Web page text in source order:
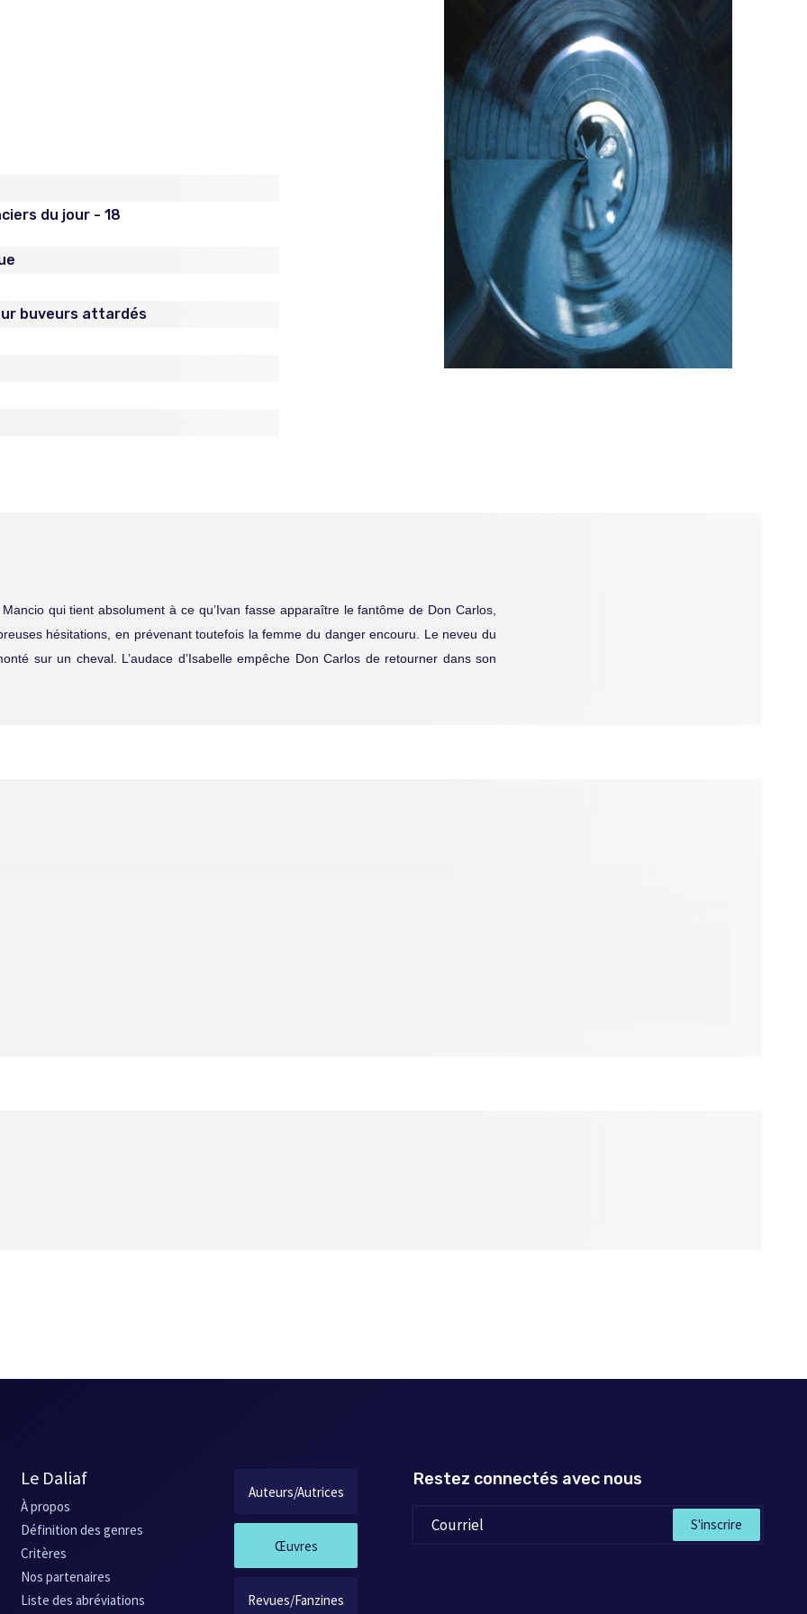
du jour - 18
buveurs attardés
qui tient absolument à ce qu’Ivan fasse apparaître le fantôme de Don Carlos,
hésitations, en prévenant toutefois la femme du danger encouru. Le neveu du
sur un cheval. L’audace d’Isabelle empêche Don Carlos de retourner dans son
Le Daliaf
À propos
Définition des genres
Critères
Nos partenaires
Liste des abréviations
Auteurs/Autrices
Œuvres
Revues/Fanzines
Restez connectés avec nous
S'inscrire